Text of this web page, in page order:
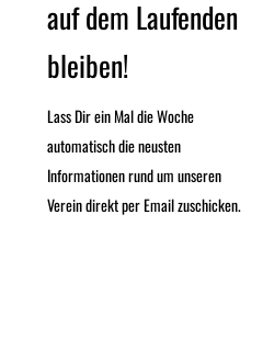
auf dem Laufenden
bleiben!
Lass Dir ein Mal die Woche
automatisch die neusten
Informationen rund um unseren
Verein direkt per Email zuschicken.